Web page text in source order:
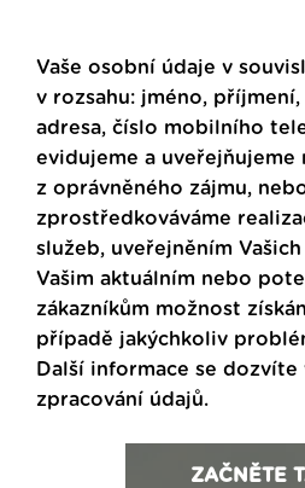
Vaše osobní údaje v
v rozsahu: jméno, příjmení,
adresa, číslo mobilního
evidujeme a uveřejňujeme
z oprávněného zájmu,
zprostředkováváme
služeb, uveřejněním
Vašim aktuálním nebo
zákazníkům možnost
případě jakýchkoliv
Další informace se dozvíte
zpracování údajů.
ZAČNĚTE